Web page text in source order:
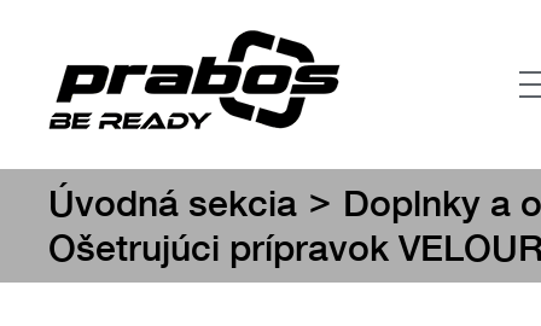
Úvodná sekcia > Doplnky a
Ošetrujúci prípravok